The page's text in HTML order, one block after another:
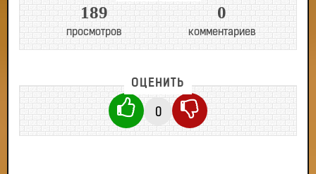
189
просмотров
0
комментариев
ОЦЕНИТЬ
0